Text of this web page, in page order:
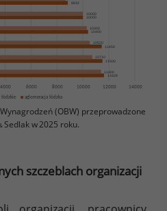
(OBW) przeprowadzone
Sedlak w 2025 roku.
szczeblach organizacji